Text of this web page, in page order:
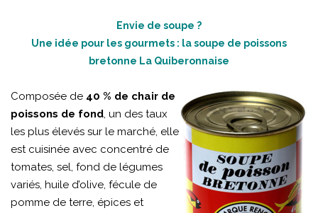
Envie de soupe ?
Une idée pour les gourmets : la soupe de poissons
bretonne La Quiberonnaise
Composée de 40 % de chair de
poissons de fond, un des taux
les plus élevés sur le marché, elle
est cuisinée avec concentré de
tomates, sel, fond de légumes
variés, huile d’olive, fécule de
pomme de terre, épices et